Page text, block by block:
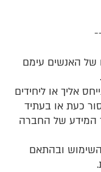
של האנשים עימם
אליך או ליחידים
כעת או בעתיד
המידע של החברה
ובהתאם